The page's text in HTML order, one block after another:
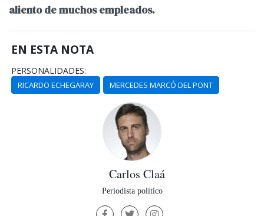
aliento de muchos empleados.
EN ESTA NOTA
PERSONALIDADES:
RICARDO ECHEGARAY MERCEDES MARCÓ DEL PONT
Carlos Claá
Periodista político